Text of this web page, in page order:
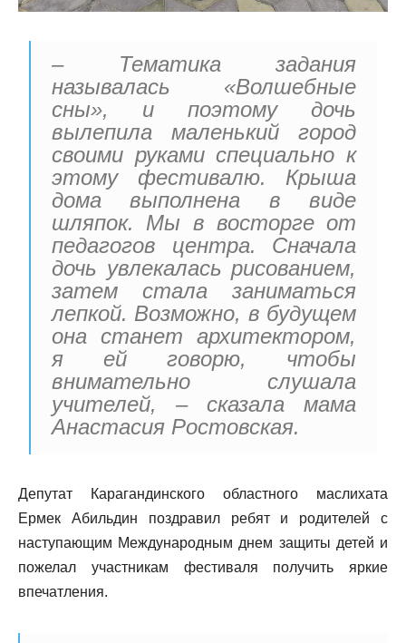
– Тематика задания
называлась «Волшебные
сны», и поэтому дочь
вылепила маленький город
своими руками специально к
этому фестивалю. Крыша
дома выполнена в виде
шляпок. Мы в восторге от
педагогов центра. Сначала
дочь увлекалась рисованием,
затем стала заниматься
лепкой. Возможно, в будущем
она станет архитектором,
я ей говорю, чтобы
внимательно слушала
учителей, – сказала мама
Анастасия Ростовская.
Депутат Карагандинского областного маслихата
Ермек Абильдин поздравил ребят и родителей с
наступающим Международным днем защиты детей и
пожелал участникам фестиваля получить яркие
впечатления.